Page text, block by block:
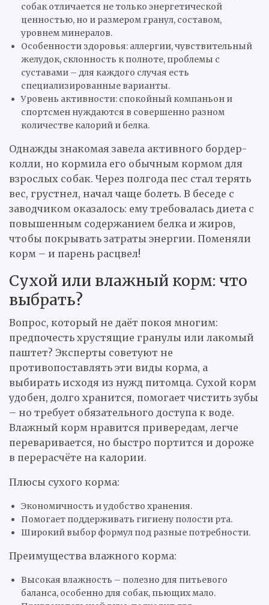
собак отличается не только энергетической
ценностью, но и размером гранул, составом,
уровнем минералов.
Особенности здоровья: аллергии, чувствительный
желудок, склонность к полноте, проблемы с
суставами – для каждого случая есть
специализированные варианты.
Уровень активности: спокойный компаньон и
спортсмен нуждаются в совершенно разном
количестве калорий и белка.
Однажды знакомая завела активного бордер-
колли, но кормила его обычным кормом для
взрослых собак. Через полгода пес стал терять
вес, грустнел, начал чаще болеть. В беседе с
заводчиком оказалось: ему требовалась диета с
повышенным содержанием белка и жиров,
чтобы покрывать затраты энергии. Поменяли
корм – и парень расцвел!
Сухой или влажный корм: что
выбрать?
Вопрос, который не даёт покоя многим:
предпочесть хрустящие гранулы или лакомый
паштет? Эксперты советуют не
противопоставлять эти виды корма, а
выбирать исходя из нужд питомца. Сухой корм
удобен, долго хранится, помогает чистить зубы
– но требует обязательного доступа к воде.
Влажный корм нравится привередам, легче
переваривается, но быстро портится и дороже
в перерасчёте на калории.
Плюсы сухого корма:
Экономичность и удобство хранения.
Помогает поддерживать гигиену полости рта.
Широкий выбор формул под разные потребности.
Преимущества влажного корма:
Высокая влажность – полезно для питьевого
баланса, особенно для собак, пьющих мало.